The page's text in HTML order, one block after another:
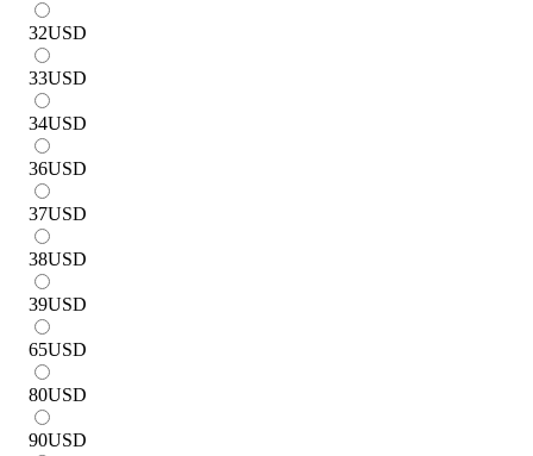
32USD
33USD
34USD
36USD
37USD
38USD
39USD
65USD
80USD
90USD